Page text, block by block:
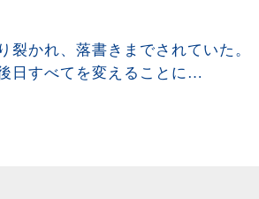
かれ、落書きまでされていた。
日すべてを変えることに…